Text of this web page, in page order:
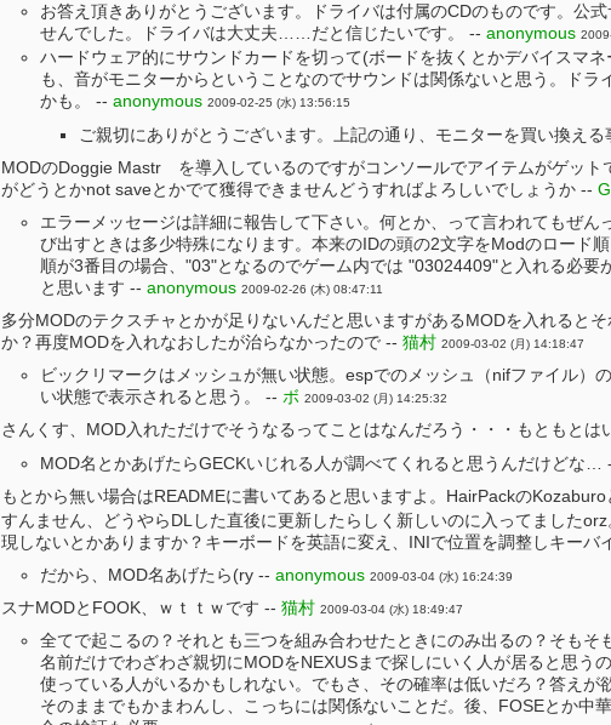
お答え頂きありがとうございます。ドライバは付属のCDのものです。公
せんでした。ドライバは大丈夫……だと信じたいです。 -- anonymous
ハードウェア的にサウンドカードを切って(ボードを抜くとかデバイスマ
も、音がモニターからということなのでサウンドは関係ないと思う。ドラ
かも。 -- anonymous 2009-02-25 (水) 13:56:15
ご親切にありがとうございます。上記の通り、モニターを買い換え
MODのDoggie Mastr を導入しているのですがコンソールでアイテムがゲッ
がどうとかnot saveとかでて獲得できませんどうすればよろしいでしょうか --
エラーメッセージは詳細に報告して下さい。何とか、って言われてもぜ
び出すときは多少特殊になります。本来のIDの頭の2文字をModのロード
順が3番目の場合、"03"となるのでゲーム内では "03024409"と入れる必
と思います -- anonymous 2009-02-26 (木) 08:47:11
多分MODのテクスチャとかが足りないんだと思いますがあるMODを入れると
か？再度MODを入れなおしたが治らなかったので -- 猫村 2009-03-02 (月) 14:18:47
ビックリマークはメッシュが無い状態。espでのメッシュ（nifファイル
い状態で表示されると思う。 -- ボ 2009-03-02 (月) 14:25:32
さんくす、MOD入れただけでそうなるってことはなんだろう・・・もともとは
MOD名とかあげたらGECKいじれる人が調べてくれると思うんだけどな…
もとから無い場合はREADMEに書いてあると思いますよ。HairPackの
すんません、どうやらDLした直後に更新したらしく新しいのに入ってました
現しないとかありますか？キーボードを英語に変え、INIで位置を調整しキー
だから、MOD名あげたら(ry -- anonymous 2009-03-04 (水) 16:24:39
スナMODとFOOK、ｗｔｔｗです -- 猫村 2009-03-04 (水) 18:49:47
全てで起こるの？それとも三つを組み合わせたときにのみ出るの？そも
名前だけでわざわざ親切にMODをNEXUSまで探しにいく人が居ると思
使っている人がいるかもしれない。でもさ、その確率は低いだろ？答え
そのままでもかまわんし、こっちには関係ないことだ。後、FOSEとか